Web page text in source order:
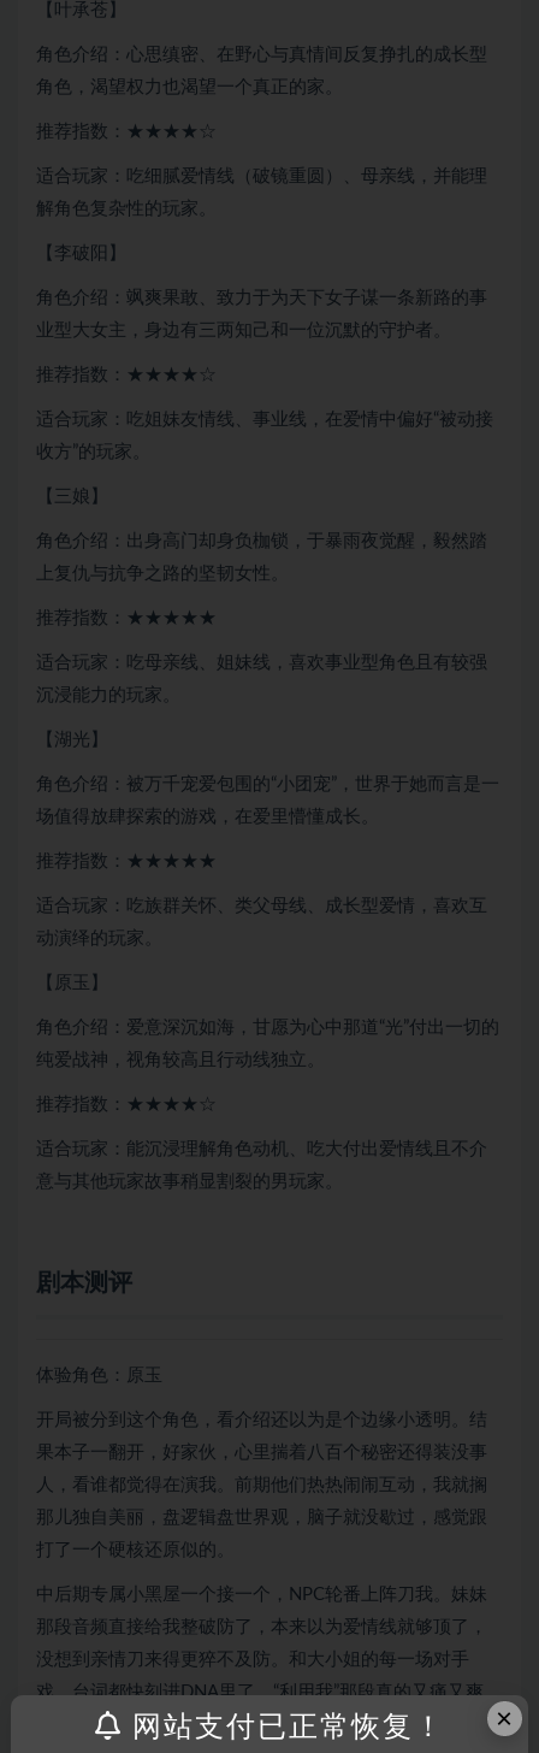
【叶承苍】
角色介绍：心思缜密、在野心与真情间反复挣扎的成长型
角色，渴望权力也渴望一个真正的家。
推荐指数：★★★★☆
适合玩家：吃细腻爱情线（破镜重圆）、母亲线，并能理
解角色复杂性的玩家。
【李破阳】
角色介绍：飒爽果敢、致力于为天下女子谋一条新路的事
业型大女主，身边有三两知己和一位沉默的守护者。
推荐指数：★★★★☆
适合玩家：吃姐妹友情线、事业线，在爱情中偏好“被动接
收方”的玩家。
【三娘】
角色介绍：出身高门却身负枷锁，于暴雨夜觉醒，毅然踏
上复仇与抗争之路的坚韧女性。
推荐指数：★★★★★
适合玩家：吃母亲线、姐妹线，喜欢事业型角色且有较强
沉浸能力的玩家。
【湖光】
角色介绍：被万千宠爱包围的“小团宠”，世界于她而言是一
场值得放肆探索的游戏，在爱里懵懂成长。
推荐指数：★★★★★
适合玩家：吃族群关怀、类父母线、成长型爱情，喜欢互
动演绎的玩家。
【原玉】
角色介绍：爱意深沉如海，甘愿为心中那道“光”付出一切的
纯爱战神，视角较高且行动线独立。
推荐指数：★★★★☆
适合玩家：能沉浸理解角色动机、吃大付出爱情线且不介
意与其他玩家故事稍显割裂的男玩家。
剧本测评
体验角色：原玉
开局被分到这个角色，看介绍还以为是个边缘小透明。结
果本子一翻开，好家伙，心里揣着八百个秘密还得装没事
人，看谁都觉得在演我。前期他们热热闹闹互动，我就搁
那儿独自美丽，盘逻辑盘世界观，脑子就没歇过，感觉跟
打了一个硬核还原似的。
中后期专属小黑屋一个接一个，NPC轮番上阵刀我。妹妹
那段音频直接给我整破防了，本来以为爱情线就够顶了，
没想到亲情刀来得更猝不及防。和大小姐的每一场对手
戏，台词都快刻进DNA里了，“利用我”那段真的又痛又爽，
纯爱战士应声倒地。
×
网站支付已正常恢复！